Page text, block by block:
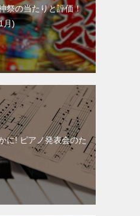
祭の当たりと評価！
月)
に! ピアノ発表会のた